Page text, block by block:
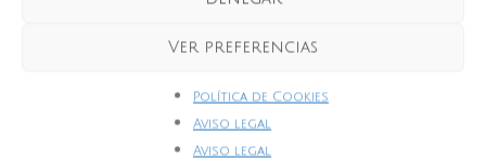
Ver preferencias
Política de Cookies
Aviso legal
Aviso legal
que aún hoy considero uno de los privilegios de
mi vida: acompañar a médicos, fisioterapeutas,
dentro de la medicina.
Años después, en 2020, retomé mi formación